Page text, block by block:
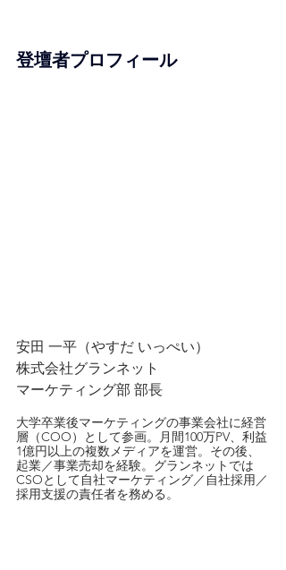
登壇者プロフィール
安田 一平（やすだ いっぺい）
株式会社グランネット
マーケティング部 部長
大学卒業後マーケティングの事業会社に経営
層（COO）として参画。月間100万PV、利益
1億円以上の複数メディアを運営。その後、
起業／事業売却を経験。グランネットでは
CSOとして自社マーケティング／自社採用／
採用支援の責任者を務める。